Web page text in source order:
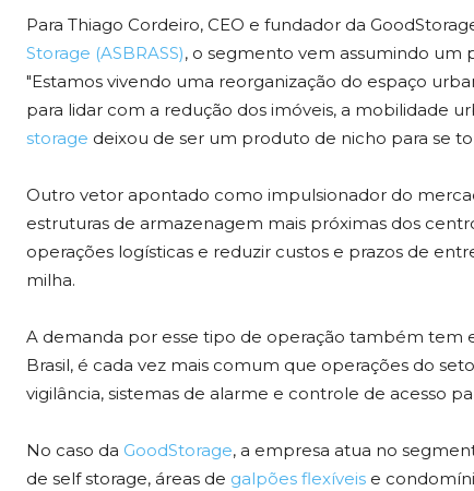
Para Thiago Cordeiro, CEO e fundador da
Storage (ASBRASS), o segmento vem assumindo um
"Estamos vivendo uma reorganização do espaço
para lidar com a redução dos imóveis, a mobilidade
storage deixou de ser um produto de nicho para se
Outro vetor apontado como impulsionador do
estruturas de armazenagem mais próximas dos
operações logísticas e reduzir custos e prazos de
milha.
A demanda por esse tipo de operação também tem
Brasil, é cada vez mais comum que operações do
vigilância, sistemas de alarme e controle de acesso
No caso da GoodStorage, a empresa atua no
de self storage, áreas de galpões flexíveis e